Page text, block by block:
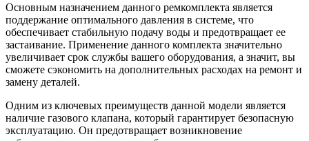
Основным назначением данного ремкомплекта является
поддержание оптимального давления в системе, что
обеспечивает стабильную подачу воды и предотвращает ее
застаивание. Применение данного комплекта значительно
увеличивает срок службы вашего оборудования, а значит, вы
сможете сэкономить на дополнительных расходах на ремонт и
замену деталей.
Одним из ключевых преимуществ данной модели является
наличие газового клапана, который гарантирует безопасную
эксплуатацию. Он предотвращает возникновение